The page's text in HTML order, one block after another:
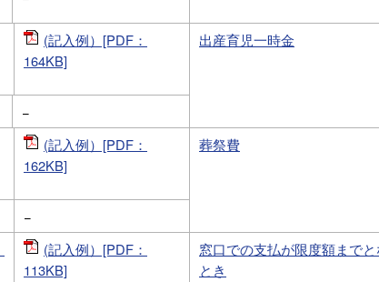
(記入例）[PDF：
164KB]
出産育児一時金
−
(記入例）[PDF：
162KB]
葬祭費
−
(記入例）[PDF：
113KB]
窓口での支払が限度額まで
とき